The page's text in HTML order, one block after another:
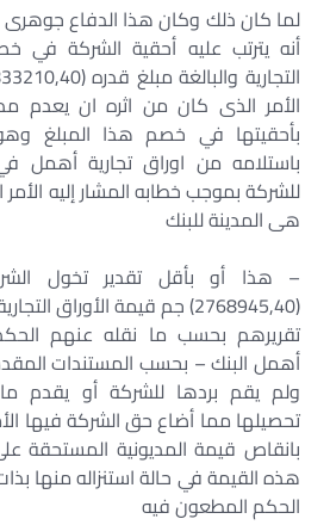
لما كان ذلك وكان هذا الدفاع
أنه يترتب عليه أحقية الشركة في
الأمر الذى كان من اثره ان يعدم
بأحقيتها في خصم هذا المبلغ
باستلامه من اوراق تجارية أهمل
للشركة بموجب خطابه المشار إليه
هى المدينة للبنك
– هذا أو بأقل تقدير تخول
(2768945,40) جم قيمة الأوراق
تقريرهم بحسب ما نقله عنهم
أهمل البنك – بحسب المستندات
ولم يقم بردها للشركة أو يقدم ما
تحصيلها مما أضاع حق الشركة فيها
بانقاص قيمة المديونية المستحقة
هذه القيمة في حالة استنزاله منها
الحكم المطعون فيه